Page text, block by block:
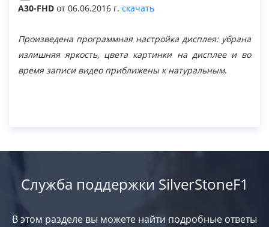
A30-FHD от 06.06.2016 г. скачать
Произведена программная настройка дисплея: убрана
излишняя яркость, цвета картинки на дисплее и во
время записи видео приближены к натуральным.
Документы
Служба поддержки SilverStoneF1
В этом разделе вы можете найти подробные ответы